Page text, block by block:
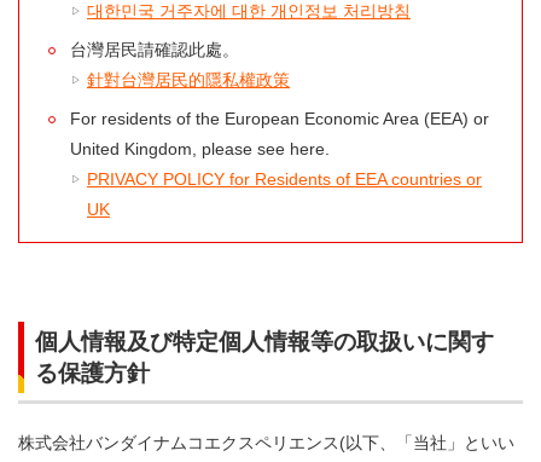
대한민국 거주자에 대한 개인정보 처리방침
台灣居民請確認此處。
針對台灣居民的隱私權政策
For residents of the European Economic Area (EEA) or
United Kingdom, please see here.
PRIVACY POLICY for Residents of EEA countries or
UK
個人情報及び特定個人情報等の取扱いに関す
る保護方針
株式会社バンダイナムコエクスペリエンス(以下、「当社」といい